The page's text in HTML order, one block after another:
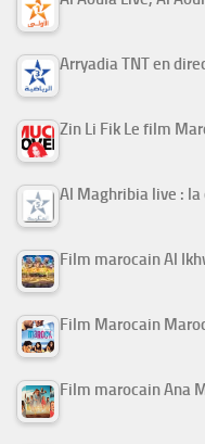
Arryadia TNT en
Al Maghribia live :